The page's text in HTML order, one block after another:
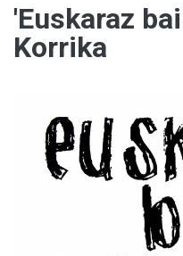
'Euskaraz
Korrika